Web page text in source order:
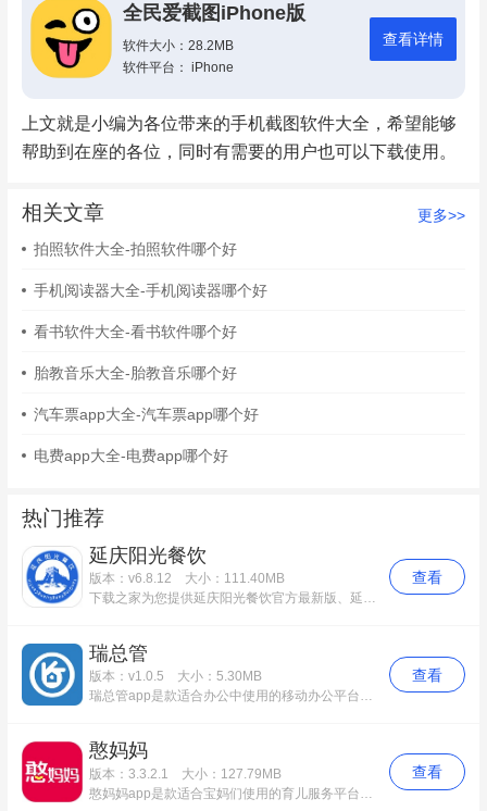
全民爱截图iPhone版
软件大小：28.2MB
软件平台： iPhone
查看详情
上文就是小编为各位带来的手机截图软件大全，希望能够
帮助到在座的各位，同时有需要的用户也可以下载使用。
相关文章
更多>>
拍照软件大全-拍照软件哪个好
手机阅读器大全-手机阅读器哪个好
看书软件大全-看书软件哪个好
胎教音乐大全-胎教音乐哪个好
汽车票app大全-汽车票app哪个好
电费app大全-电费app哪个好
热门推荐
延庆阳光餐饮
版本：v6.8.12
大小：111.40MB
下载之家为您提供延庆阳光餐饮官方最新版、延庆阳光餐饮app免费版等多个应用版本下载，该应用功能完善，使用起来简便快捷。更多延庆阳光餐饮安卓版历史版本，请到下载之家！
查看
瑞总管
版本：v1.0.5
大小：5.30MB
瑞总管app是款适合办公中使用的移动办公平台。瑞总管app其目的是为了更好的管理、服务住宅APP“瑞家+”，需求解决了当前电商项目中物业各部门之间的业务协作管理问题，快速处理日常订单。瑞总管中用户还可以增强物业与业主之间的沟通交流，给予他们最满意的服务。
查看
憨妈妈
版本：3.3.2.1
大小：127.79MB
憨妈妈app是款适合宝妈们使用的育儿服务平台。憨妈妈app用户提供备孕、怀孕、育儿一系列的服务，大家可以根据自己所处阶段和需求进行选择。憨妈妈中还为您挑选优质的母婴服务，发现当地火爆的产后恢复、小儿推拿、小儿洗浴等项目，专业甄选，一键下单，贴心服务。
查看